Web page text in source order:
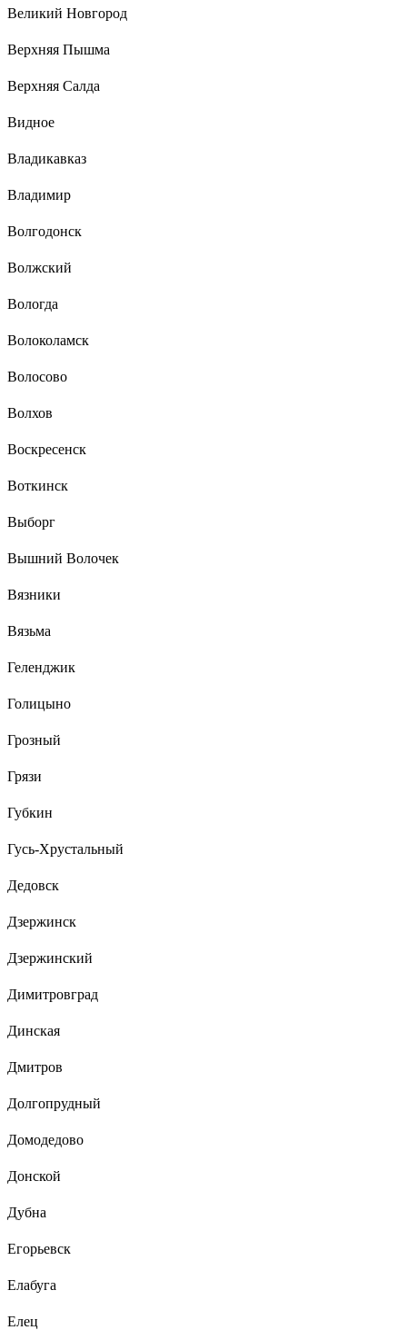
Великий Новгород
Верхняя Пышма
Верхняя Салда
Видное
Владикавказ
Владимир
Волгодонск
Волжский
Вологда
Волоколамск
Волосово
Волхов
Воскресенск
Воткинск
Выборг
Вышний Волочек
Вязники
Вязьма
Геленджик
Голицыно
Грозный
Грязи
Губкин
Гусь-Хрустальный
Дедовск
Дзержинск
Дзержинский
Димитровград
Динская
Дмитров
Долгопрудный
Домодедово
Донской
Дубна
Егорьевск
Елабуга
Елец